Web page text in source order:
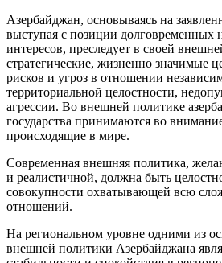
Азербайджан, основываясь на
выступая с позиции долговременных
интересов, преследует в своей
стратегические, жизненно значимые
рисков и угроз в отношении
территориальной целостности,
агрессии. Во внешней политике
государства принимаются во
происходящие в мире.
Современная внешняя политика,
и реалистичной, должна быть
совокупности охватывающей всю
отношений.
На региональном уровне одними из
внешней политики Азербайджана